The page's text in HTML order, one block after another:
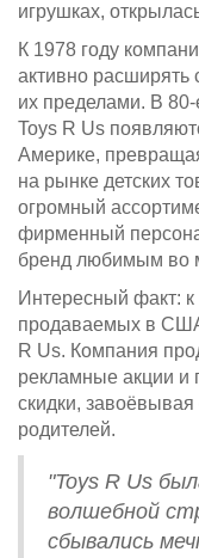
игрушках,
К 1978 году
активно
их пределами. В
Toys R Us
Америке,
на рынке детских
огромный
фирменный
бренд любимым во
Интересный факт: к
продаваемых в
R Us. Компания
рекламные акции и
скидки,
родителей.
"Toys R Us
волшебной
сбывались